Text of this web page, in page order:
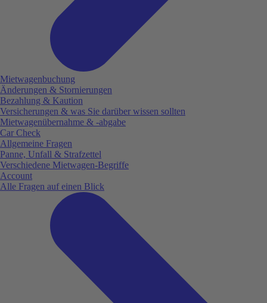
Mietwagenbuchung
Änderungen & Stornierungen
Bezahlung & Kaution
Versicherungen & was Sie darüber wissen sollten
Mietwagenübernahme & -abgabe
Car Check
Allgemeine Fragen
Panne, Unfall & Strafzettel
Verschiedene Mietwagen-Begriffe
Account
Alle Fragen auf einen Blick